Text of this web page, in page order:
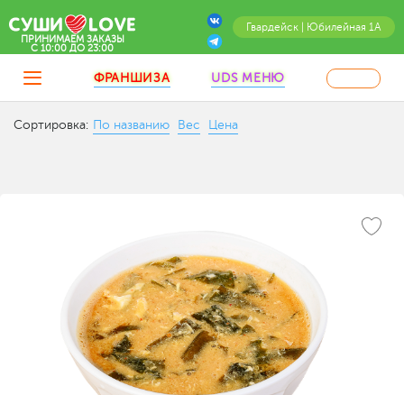
Гвардейск | Юбилейная 1А
ПРИНИМАЕМ ЗАКАЗЫ
C 10:00 ДО 23:00
ФРАНШИЗА UDS МЕНЮ
Сортировка: По названию Вес Цена